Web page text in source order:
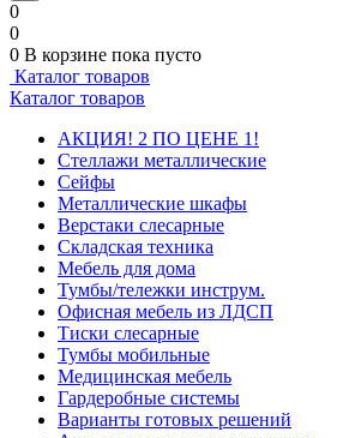
0
0
0 В корзине пока пусто
Каталог товаров
Каталог товаров
АКЦИЯ! 2 ПО ЦЕНЕ 1!
Стеллажи металлические
Сейфы
Металлические шкафы
Верстаки слесарные
Складская техника
Мебель для дома
Тумбы/тележки инструм.
Офисная мебель из ЛДСП
Тиски слесарные
Тумбы мобильные
Медицинская мебель
Гардеробные системы
Варианты готовых решений